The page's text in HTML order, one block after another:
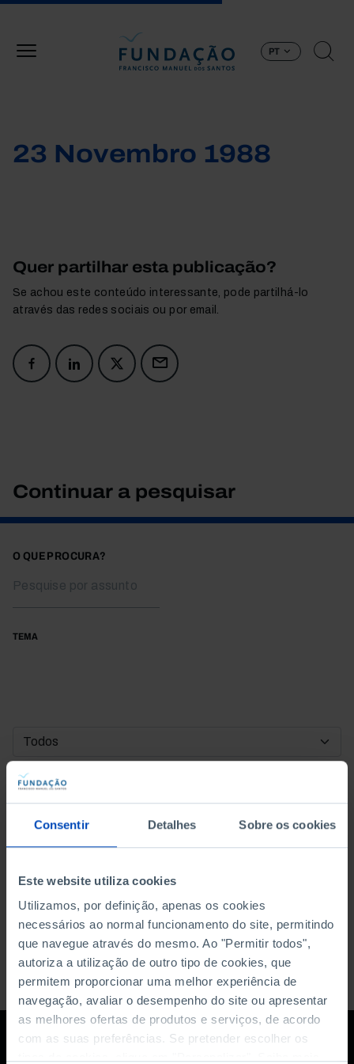
Consentir Detalhes Sobre os cookies
Este website utiliza cookies
Utilizamos, por definição, apenas os cookies
necessários ao normal funcionamento do site, permitindo
que navegue através do mesmo. Ao "Permitir todos",
autoriza a utilização de outro tipo de cookies, que
permitem proporcionar uma melhor experiência de
navegação, avaliar o desempenho do site ou apresentar
as melhores ofertas de produtos e serviços, de acordo
com as suas preferências. Se pretender escolher os
PT
23 Novembro 1988
Quer partilhar esta publicação?
Se achou este conteúdo interessante, pode partilhá-lo
através das redes sociais ou por email.
Continuar a pesquisar
O QUE PROCURA?
TEMA
DATA DE INÍCIO
DATA DE FIM